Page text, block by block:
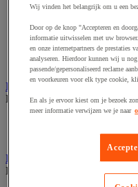
Fotocamera,
Professionele audio en
Projectie en
Studioverlichting en
Tv, dvd-speler en Blu-
Bewegwijzering en
Bekijk de hele productgroep
Folderrek en -houder
Bekijk de hele productgroep
Wij vinden het belangrijk om u een
Door op de knop "Accepteren en
informatie uitwisselen met uw
en onze internetpartners de prestaties
analyseren. Hierdoor kunnen wij u
passende/gepersonaliseerd reclame
en voorkeuren voor elk type cookie,
En als je ervoor kiest om je bezoek
meer informatie verwijzen we je naar